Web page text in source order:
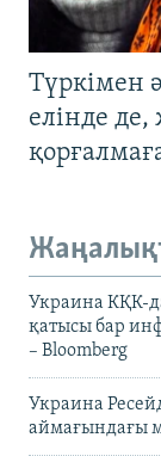
Түркімен
елінде
Украина КҚК-
қатысы бар
– Bloomberg
Украина
аймағындағы